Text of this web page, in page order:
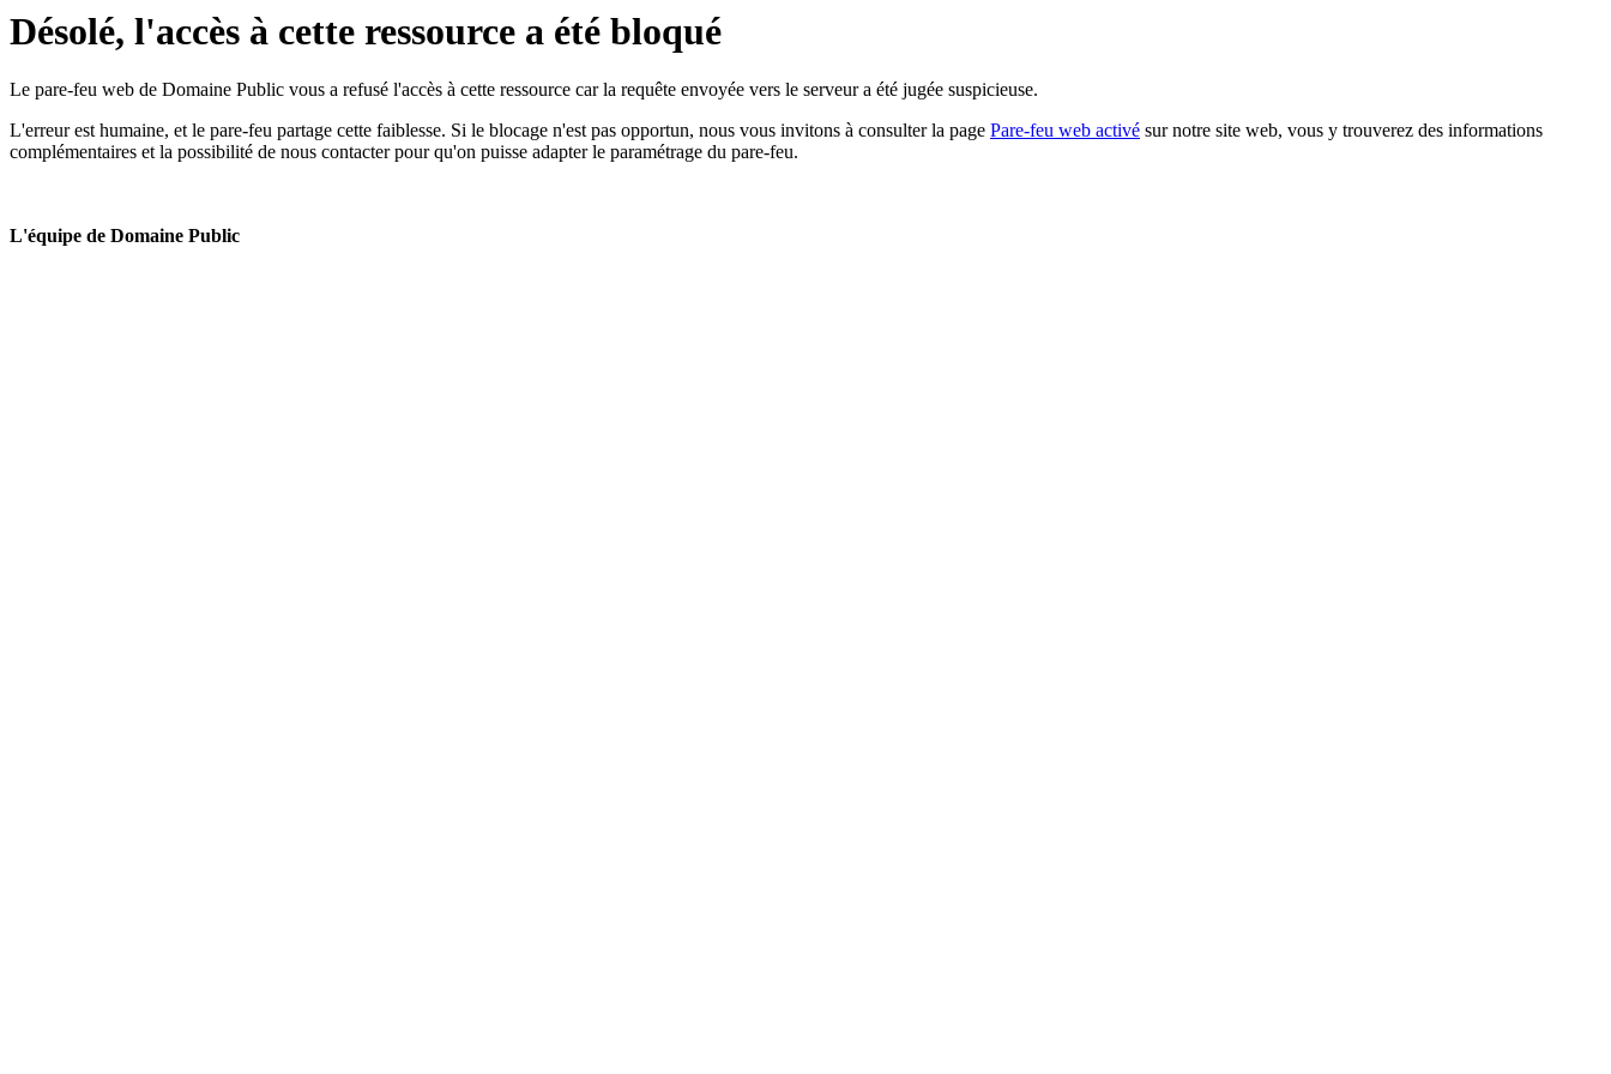
Désolé, l'accès à cette ressource a été bloqué
Le pare-feu web de Domaine Public vous a refusé l'accès à cette ressource car la requête envoyée vers le serveur a été jugée suspicieuse.
L'erreur est humaine, et le pare-feu partage cette faiblesse. Si le blocage n'est pas opportun, nous vous invitons à consulter la page Pare-feu web activé sur notre site web, vous y trouverez des informations
complémentaires et la possibilité de nous contacter pour qu'on puisse adapter le paramétrage du pare-feu.
L'équipe de Domaine Public